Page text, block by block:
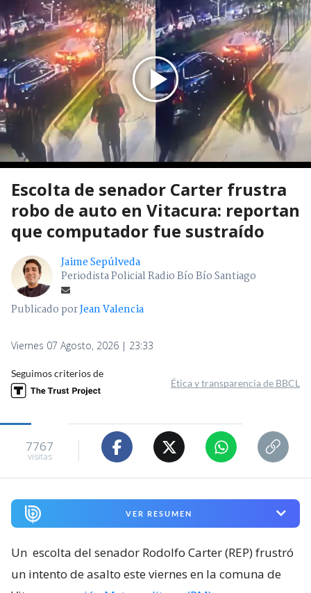
Escolta de senador Carter frustra
robo de auto en Vitacura: reportan
que computador fue sustraído
Jaime Sepúlveda
Periodista Policial Radio Bío Bío Santiago
Publicado porJean Valencia
Viernes 07 Agosto, 2026 | 23:33
Seguimos criterios de
Ética y transparencia de BBCL
7767
visitas
VER RESUMEN
Un escolta del senador Rodolfo Carter (REP) frustró
un intento de asalto este viernes en la comuna de